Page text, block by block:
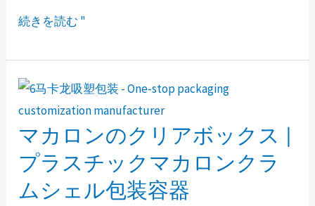
ス
装
箱
続きを読む "
マカロンのクリアボックス |
プラスチックマカロンクラ
ムシェル包装容器
マ
カ
ロ
ン